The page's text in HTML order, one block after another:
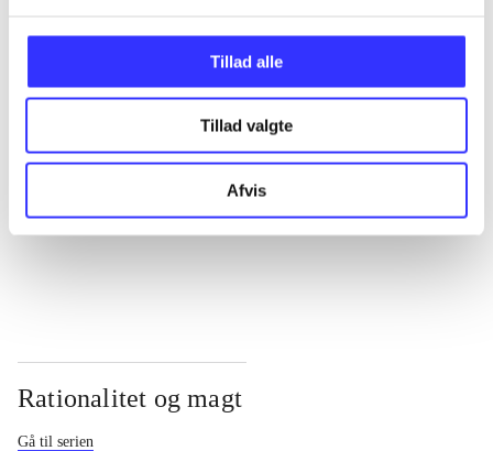
Tillad alle
Tillad valgte
Afvis
...
...
Rationalitet og magt
Gå til serien